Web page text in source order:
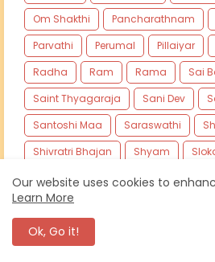
Om Shakthi
Pancharathnam
Parvathi
Perumal Pillaiyar
Radha
Ram Rama
Sai
Saint Thyagaraja
Sani Dev
Santoshi Maa
Saraswathi
Shivratri Bhajan
Shyam
Sur Das
Surya Tamil
Vaidayanatha
Venkatesha
Our website uses cookies to
Learn More
Ok, Go it!